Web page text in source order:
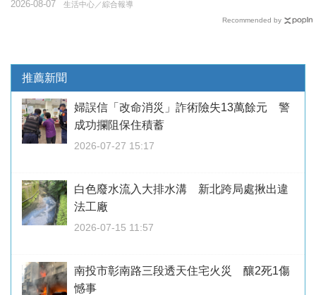
生活中心／綜合報導
2026-08-07
Recommended by
推薦新聞
婦誤信「改命消災」詐術險失13萬餘元 警
成功攔阻保住積蓄
2026-07-27 15:17
白色廢水流入大排水溝 新北跨局處揪出違
法工廠
2026-07-15 11:57
南投市彰南路三段透天住宅火災 釀2死1傷
憾事